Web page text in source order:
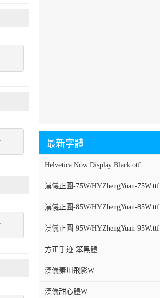
最新字體
Helvetica Now Display Black.otf
漢儀正圓-75W/HYZhengYuan-75W.ttf
漢儀正圓-85W/HYZhengYuan-85W.ttf
漢儀正圓-95W/HYZhengYuan-95W.ttf
方正手迹-笨黑體
漢儀秦川飛影W
漢儀甜心體W